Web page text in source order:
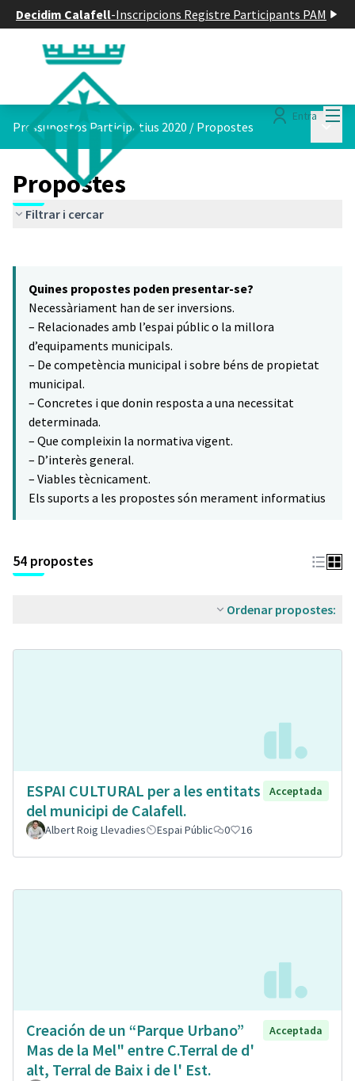
Decidim Calafell-Inscripcions Registre Participants PAM
Entra
Pressupostos Participatius 2020 / Propostes
Propostes
Filtrar i cercar
−
Quines propostes poden presentar-se?
Necessàriament han de ser inversions.
– Relacionades amb l’espai públic o la millora
d’equipaments municipals.
– De competència municipal i sobre béns de propietat
municipal.
– Concretes i que donin resposta a una necessitat
determinada.
– Que compleixin la normativa vigent.
– D’interès general.
– Viables tècnicament.
Els suports a les propostes són merament informatius
54 propostes
Ordenar propostes:
ESPAI CULTURAL per a les entitats
del municipi de Calafell.
Acceptada
Albert Roig Llevadies Espai Públic 0 16
Creación de un “Parque Urbano”
Mas de la Mel" entre C.Terral de d'
alt, Terral de Baix i de l' Est.
Acceptada